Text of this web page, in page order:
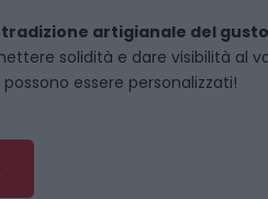
tradizione artigianale del
solidità e dare visibilità al
essere personalizzati!